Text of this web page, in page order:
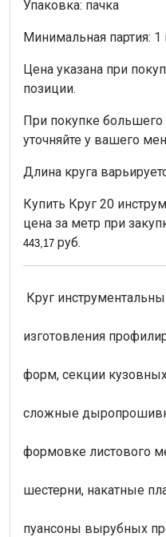
Упаковка: пачка
Минимальная партия: 1
Цена указана при
позиции.
При покупке
уточняйте у вашего
Длина круга
Купить Круг 20
цена за метр при
443,17 руб.
Круг
изготовления
форм, секции
сложные
формовке листового
шестерни, накатные
пуансоны вырубных